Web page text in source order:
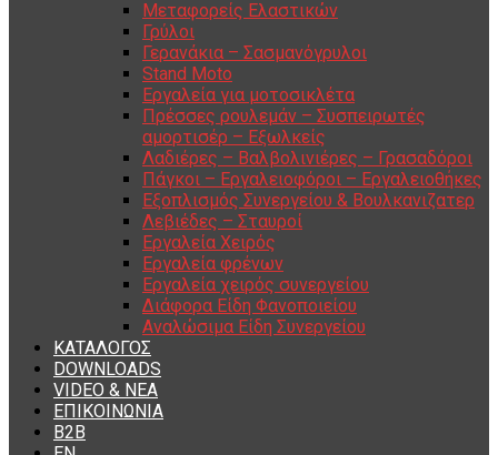
Μεταφορείς Ελαστικών
Γρύλοι
Γερανάκια – Σασμανόγρυλοι
Stand Moto
Εργαλεία για μοτοσικλέτα
Πρέσσες ρουλεμάν – Συσπειρωτές
αμορτισέρ – Εξωλκείς
Λαδιέρες – Βαλβολινιέρες – Γρασαδόροι
Πάγκοι – Εργαλειοφόροι – Εργαλειοθήκες
Εξοπλισμός Συνεργείου & Βουλκανιζατερ
Λεβιέδες – Σταυροί
Εργαλεία Χειρός
Εργαλεία φρένων
Εργαλεία χειρός συνεργείου
Διάφορα Είδη Φανοποιείου
Αναλώσιμα Είδη Συνεργείου
ΚΑΤΑΛΟΓΟΣ
DOWNLOADS
VIDEO & ΝΕΑ
ΕΠΙΚΟΙΝΩΝΙΑ
B2B